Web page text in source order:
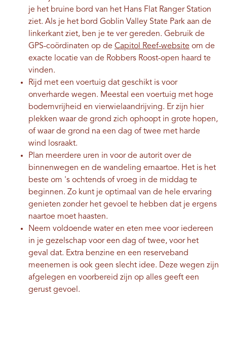
je het bruine bord van het Hans Flat Ranger Station
ziet. Als je het bord Goblin Valley State Park aan de
linkerkant ziet, ben je te ver gereden. Gebruik de
GPS-coördinaten op de Capitol Reef-website om de
exacte locatie van de Robbers Roost-open haard te
vinden.
Rijd met een voertuig dat geschikt is voor
onverharde wegen. Meestal een voertuig met hoge
bodemvrijheid en vierwielaandrijving. Er zijn hier
plekken waar de grond zich ophoopt in grote hopen,
of waar de grond na een dag of twee met harde
wind losraakt.
Plan meerdere uren in voor de autorit over de
binnenwegen en de wandeling ernaartoe. Het is het
beste om 's ochtends of vroeg in de middag te
beginnen. Zo kunt je optimaal van de hele ervaring
genieten zonder het gevoel te hebben dat je ergens
naartoe moet haasten.
Neem voldoende water en eten mee voor iedereen
in je gezelschap voor een dag of twee, voor het
geval dat. Extra benzine en een reserveband
meenemen is ook geen slecht idee. Deze wegen zijn
afgelegen en voorbereid zijn op alles geeft een
gerust gevoel.